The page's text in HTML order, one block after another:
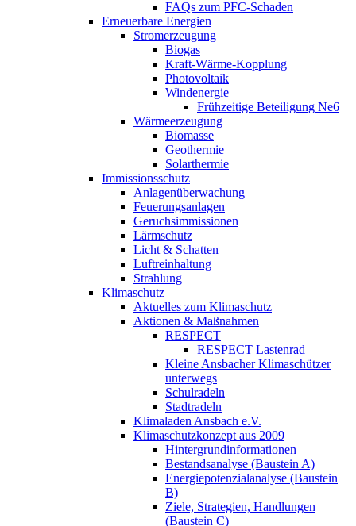
FAQs zum PFC-Schaden
Erneuerbare Energien
Stromerzeugung
Biogas
Kraft-Wärme-Kopplung
Photovoltaik
Windenergie
Frühzeitige Beteiligung Ne6
Wärmeerzeugung
Biomasse
Geothermie
Solarthermie
Immissionsschutz
Anlagenüberwachung
Feuerungsanlagen
Geruchsimmissionen
Lärmschutz
Licht & Schatten
Luftreinhaltung
Strahlung
Klimaschutz
Aktuelles zum Klimaschutz
Aktionen & Maßnahmen
RESPECT
RESPECT Lastenrad
Kleine Ansbacher Klimaschützer
unterwegs
Schulradeln
Stadtradeln
Klimaladen Ansbach e.V.
Klimaschutzkonzept aus 2009
Hintergrundinformationen
Bestandsanalyse (Baustein A)
Energiepotenzialanalyse (Baustein
B)
Ziele, Strategien, Handlungen
(Baustein C)